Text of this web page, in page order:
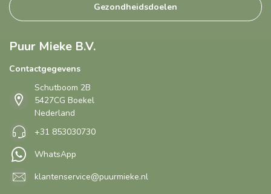
Gezondheidsdoelen
Puur Mieke B.V.
Contactgegevens
Schutboom 2B
5427CG Boekel
Nederland
+31 853030730
WhatsApp
klantenservice@puurmieke.nl